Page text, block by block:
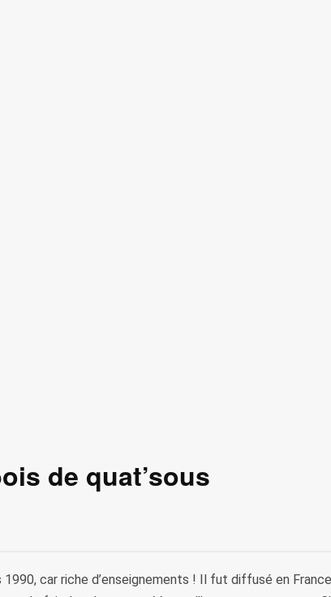
de quat’sous
1990, car riche d’enseignements ! Il fut diffusé en